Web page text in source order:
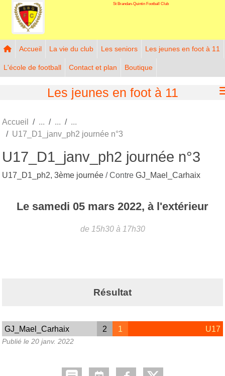
St Brandan-Quintin Football Club
Accueil La vie du club Les seniors Les jeunes en foot à 11
L'école de football Contact et plan Boutique
Les jeunes en foot à 11
Accueil
U17_D1_janv_ph2 journée n°3
U17_D1_janv_ph2 journée n°3
U17_D1_ph2, 3ème journée / Contre GJ_Mael_Carhaix
Le samedi 05 mars 2022, à l'extérieur
de 15h30 à 17h30
Résultat
GJ_Mael_Carhaix 2 1 U17
Publié le 20 janv. 2022
Panneau de gestion des cookies